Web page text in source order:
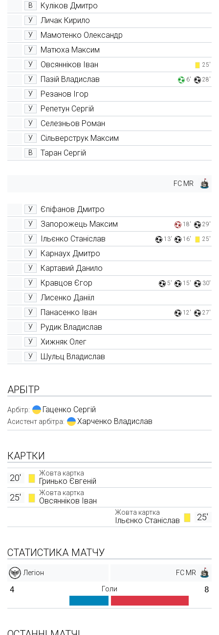
В Куліков Дмитро
У Личак Кирило
У Мамотенко Олександр
У Матюха Максим
У Овсянніков Іван 25'
У Пазій Владислав 6' 28'
У Резанов Ігор
У Репетун Сергій
У Селезньов Роман
У Сільверструк Максим
В Таран Сергій
FC MR
У Єпіфанов Дмитро
У Запорожець Максим 18' 29'
У Ільєнко Станіслав 13' 16' 25'
У Карнаух Дмитро
У Картавий Данило
У Кравцов Єгор 5' 15' 30'
У Лисенко Данііл
У Панасенко Іван 12' 27'
У Рудик Владислав
У Хижняк Олег
У Шульц Владислав
АРБІТР
Арбітр: Гаценко Сергій
Асистент арбітра: Харченко Владислав
КАРТКИ
Жовта картка
Гринько Євгеній
20'
Жовта картка
Овсянніков Іван
25'
25'
Жовта картка
Ільєнко Станіслав
СТАТИСТИКА МАТЧУ
Легіон FC MR
4 Голи 8